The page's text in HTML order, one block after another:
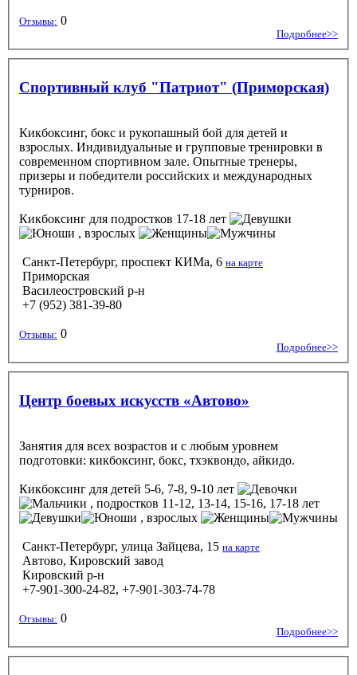
Отзывы: 0
Подробнее>>
Спортивный клуб "Патриот" (Приморская)
Кикбоксинг, бокс и рукопашный бой для детей и
взрослых. Индивидуальные и групповые тренировки в
современном спортивном зале. Опытные тренеры,
призеры и победители российских и международных
турниров.
Кикбоксинг для подростков 17-18 лет
, взрослых
Санкт-Петербург, проспект КИМа, 6 на карте
Приморская
Василеостровский р-н
+7 (952) 381-39-80
Отзывы: 0
Подробнее>>
Центр боевых искусств «Автово»
Занятия для всех возрастов и с любым уровнем
подготовки: кикбоксинг, бокс, тхэквондо, айкидо.
Кикбоксинг для детей 5-6, 7-8, 9-10 лет
, подростков 11-12, 13-14, 15-16, 17-18 лет
, взрослых
Санкт-Петербург, улица Зайцева, 15 на карте
Автово, Кировский завод
Кировский р-н
+7-901-300-24-82, +7-901-303-74-78
Отзывы: 0
Подробнее>>